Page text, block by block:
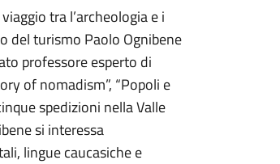
tra l’archeologia e i
del turismo Paolo Ognibene
professore esperto di
of nomadism”, “Popoli e
spedizioni nella Valle
si interessa
lingue caucasiche e